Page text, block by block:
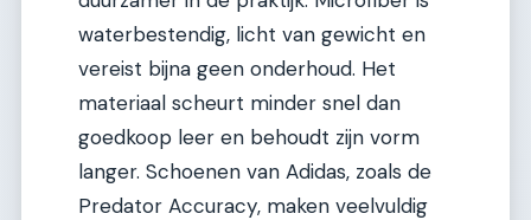
waterbestendig, licht van gewicht en
vereist bijna geen onderhoud. Het
materiaal scheurt minder snel dan
goedkoop leer en behoudt zijn vorm
langer. Schoenen van Adidas, zoals de
Predator Accuracy, maken veelvuldig